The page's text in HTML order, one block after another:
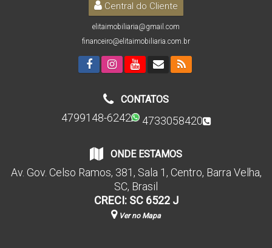
Central do Cliente
elitaimobiliaria@gmail.com
financeiro@elitaimobiliaria.com.br
CONTATOS
4799148-6242 4733058420
ONDE ESTAMOS
Av. Gov. Celso Ramos, 381 , Sala 1 , Centro, Barra Velha,
SC, Brasil
CRECI: SC 6522 J
Ver no Mapa